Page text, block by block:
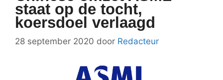
staat op de tocht,
koersdoel verlaagd
28 september 2020 door Redacteur